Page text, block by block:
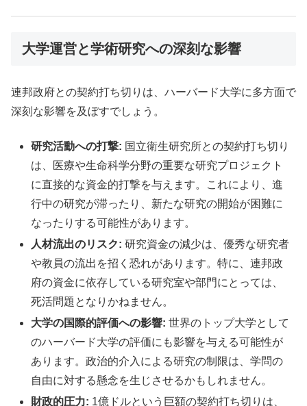
大学運営と学術研究への深刻な影響
連邦政府との契約打ち切りは、ハーバード大学に多方面で
深刻な影響を及ぼすでしょう。
研究活動への打撃: 国立衛生研究所との契約打ち切り
は、医療や生命科学分野の重要な研究プロジェクト
に直接的な資金的打撃を与えます。これにより、進
行中の研究が滞ったり、新たな研究の開始が困難に
なったりする可能性があります。
人材流出のリスク: 研究資金の減少は、優秀な研究者
や教員の流出を招く恐れがあります。特に、連邦政
府の資金に依存している研究室や部門にとっては、
死活問題となりかねません。
大学の国際的評価への影響: 世界のトップ大学として
のハーバード大学の評価にも影響を与える可能性が
あります。政治的介入による研究の制限は、学問の
自由に対する懸念を生じさせるかもしれません。
財政的圧力: 1億ドルという巨額の契約打ち切りは、